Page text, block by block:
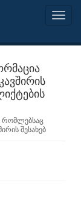
რომლებსაც
შესახებ